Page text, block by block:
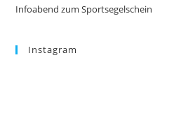
Infoabend zum Sportsegelschein
Instagram